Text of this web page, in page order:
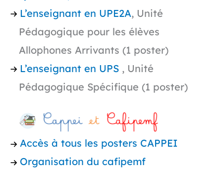
L’enseignant en UPE2A, Unité
Pédagogique pour les élèves
Allophones Arrivants (1 poster)
L’enseignant en UPS , Unité
Pédagogique Spécifique (1 poster)
Accès à tous les posters CAPPEI
Organisation du cafipemf